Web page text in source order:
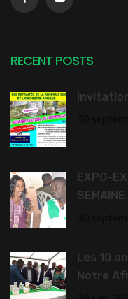
RECENT POSTS
EXPO-
SEMAINE
Les 10
Notre